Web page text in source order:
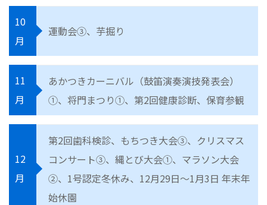
10
月
運動会③、芋掘り
11
月
あかつきカーニバル（鼓笛演奏演技発表会）
①、将門まつり①、第2回健康診断、保育参観
12
月
第2回歯科検診、もちつき大会③、クリスマス
コンサート③、縄とび大会①、マラソン大会
②、1号認定冬休み、12月29日〜1月3日 年末年
始休園